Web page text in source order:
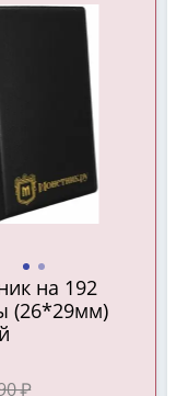
на 192
(26*29мм)
₽